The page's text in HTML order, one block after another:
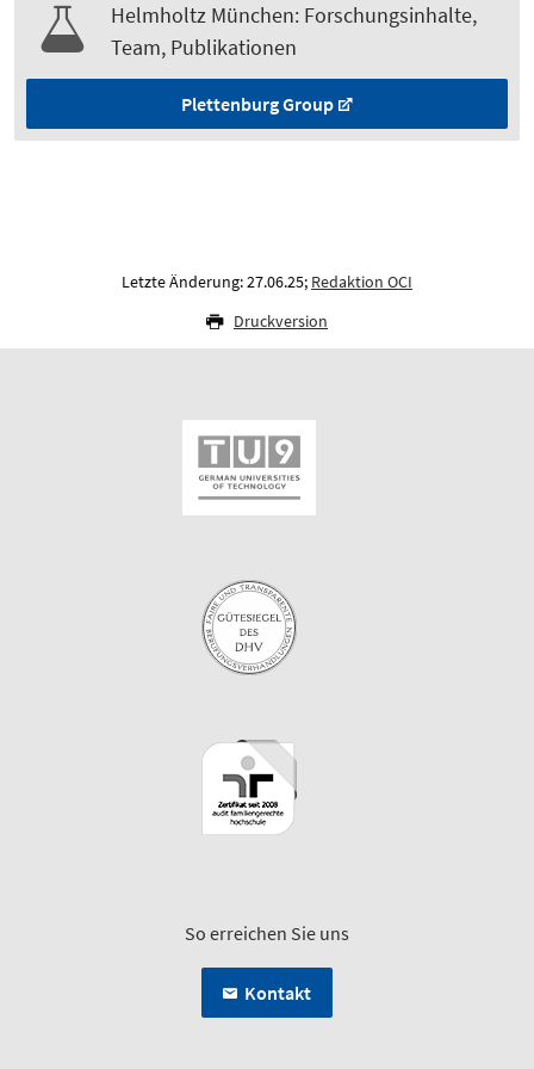
Helmholtz München: Forschungsinhalte,
Team, Publikationen
Plettenburg Group
Letzte Änderung: 27.06.25; Redaktion OCI
Druckversion
So erreichen Sie uns
Kontakt